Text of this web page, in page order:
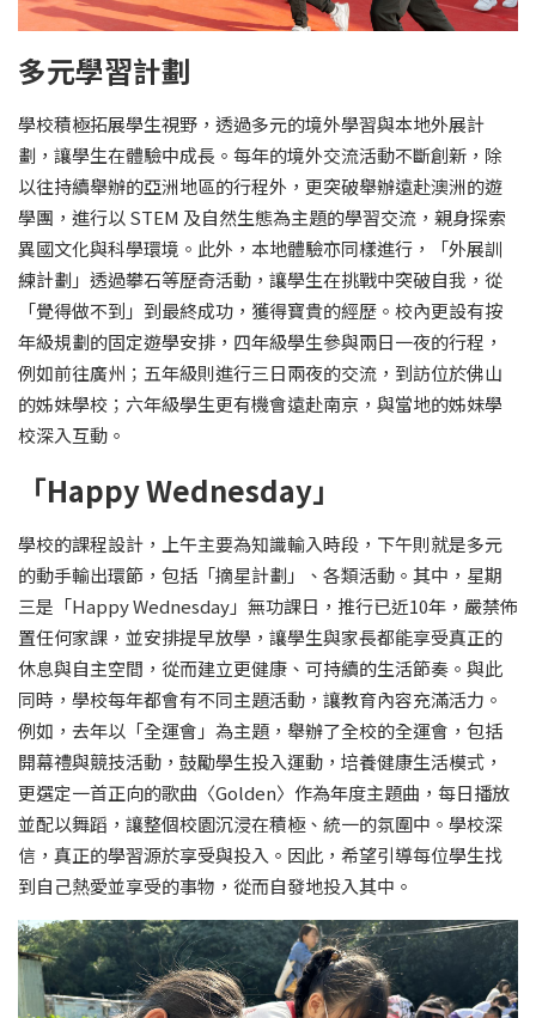
多元學習計劃
學校積極拓展學生視野，透過多元的境外學習與本地外展計
劃，讓學生在體驗中成長。每年的境外交流活動不斷創新，除
以往持續舉辦的亞洲地區的行程外，更突破舉辦遠赴澳洲的遊
學團，進行以 STEM 及自然生態為主題的學習交流，親身探索
異國文化與科學環境。此外，本地體驗亦同樣進行，「外展訓
練計劃」透過攀石等歷奇活動，讓學生在挑戰中突破自我，從
「覺得做不到」到最終成功，獲得寶貴的經歷。校內更設有按
年級規劃的固定遊學安排，四年級學生參與兩日一夜的行程，
例如前往廣州；五年級則進行三日兩夜的交流，到訪位於佛山
的姊妹學校；六年級學生更有機會遠赴南京，與當地的姊妹學
校深入互動。
「Happy Wednesday」
學校的課程設計，上午主要為知識輸入時段，下午則就是多元
的動手輸出環節，包括「摘星計劃」、各類活動。其中，星期
三是「Happy Wednesday」無功課日，推行已近10年，嚴禁佈
置任何家課，並安排提早放學，讓學生與家長都能享受真正的
休息與自主空間，從而建立更健康、可持續的生活節奏。與此
同時，學校每年都會有不同主題活動，讓教育內容充滿活力。
例如，去年以「全運會」為主題，舉辦了全校的全運會，包括
開幕禮與競技活動，鼓勵學生投入運動，培養健康生活模式，
更選定一首正向的歌曲〈Golden〉作為年度主題曲，每日播放
並配以舞蹈，讓整個校園沉浸在積極、統一的氛圍中。學校深
信，真正的學習源於享受與投入。因此，希望引導每位學生找
到自己熱愛並享受的事物，從而自發地投入其中。